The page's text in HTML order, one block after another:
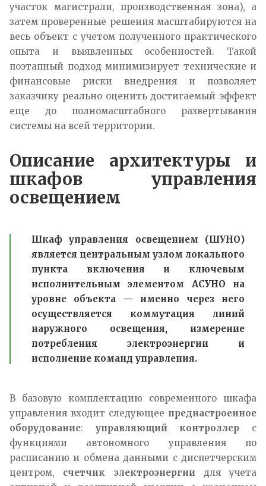
участок магистрали, производственная зона), а
затем проверенные решения масштабируются на
весь объект с учетом полученного практического
опыта и выявленных особенностей. Такой
поэтапный подход минимизирует технические и
финансовые риски внедрения и позволяет
заказчику реально оценить достигаемый эффект
еще до полномасштабного развертывания
системы на всей территории.​
Описание архитектуры и
шкафов управления
освещением
Шкаф управления освещением (ШУНО)
является центральным узлом локального
пункта включения и ключевым
исполнительным элементом АСУНО на
уровне объекта — именно через него
осуществляется коммутация линий
наружного освещения, измерение
потребления электроэнергии и
исполнение команд управления.
В базовую комплектацию современного шкафа
управления входит следующее преднастроенное
оборудование: управляющий контроллер с
функциями автономного управления по
расписанию и обмена данными с диспетчерским
центром, счетчик электроэнергии для учета